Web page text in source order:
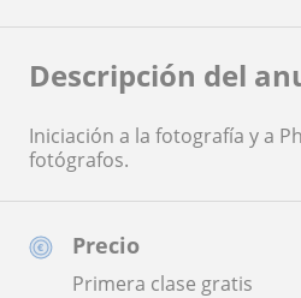
Precio
Primera clase gratis
Descripción del
Iniciación a la fotografía y a
fotógrafos.